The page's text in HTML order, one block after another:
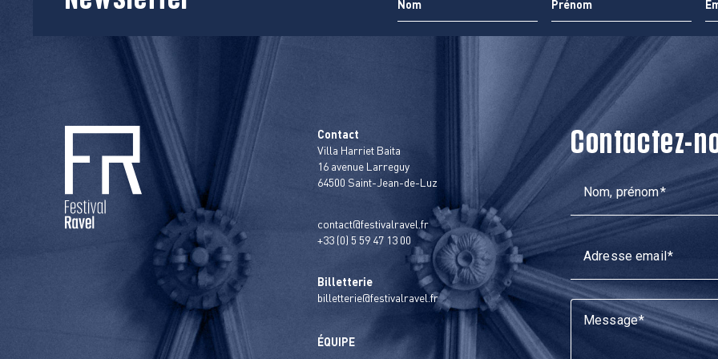
Contact
Villa Harriet Baita
16 avenue Larreguy
64500 Saint-Jean-de-Luz
contact@festivalravel.fr
+33 (0) 5 59 47 13 00
Billetterie
billetterie@festivalravel.fr
ÉQUIPE
Contactez-
Nom, prénom
Adresse email
Message